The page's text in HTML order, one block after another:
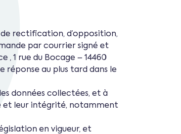
rectification, d’opposition,
par courrier signé et
, 1 rue du Bocage – 14460
réponse au plus tard dans le
données collectées, et à
et leur intégrité, notamment
en vigueur, et